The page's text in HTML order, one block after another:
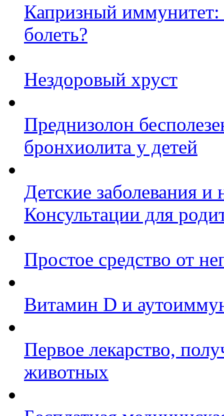
Капризный иммунитет:
болеть?
Нездоровый хруст
Преднизолон
бронхиолита у детей
Детские заболевания
Консультации для
Простое средство от
Витамин D и
Первое лекарство,
животных